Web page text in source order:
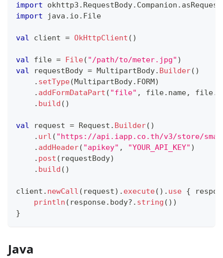
import okhttp3 . RequestBody. Companion .
import java . io . File
val client = OkHttpClient ( )
val file = File( "/path/to/meter.jpg" )
val requestBody = MultipartBody. Builder( )
. setType(MultipartBody. FORM)
. addFormDataPart ( "file" , file. name, file.
. build ( )
val request = Request . Builder( )
. url ( "https://api.iapp.co.th/v3/store/
. addHeader( "apikey" , "YOUR_API_KEY" )
. post ( requestBody)
. build ( )
client . newCall ( request) . execute( ) . use {
println ( response. body? . string ( ) )
}
Java